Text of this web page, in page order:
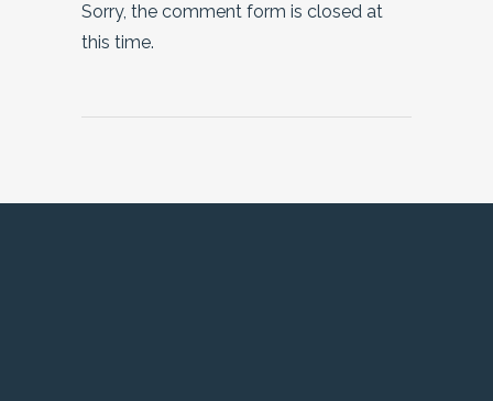
Sorry, the comment form is closed at
this time.